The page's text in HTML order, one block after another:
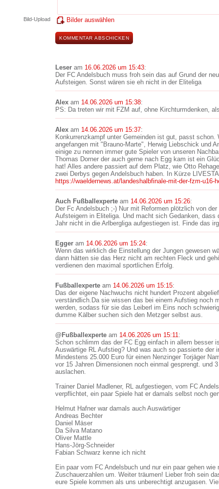
Bild-Upload Bilder auswählen
Leser am 16.06.2026 um 15:43:
Der FC Andelsbuch muss froh sein das auf Grund der
Aufsteigen. Sonst wären sie eh nicht in der Eliteliga
Alex am 14.06.2026 um 15:38:
PS: Da treten wir mit FZM auf, ohne Kirchturmdenken,
Alex am 14.06.2026 um 15:37:
Konkurrenzkampf unter Gemeinden ist gut, passt schon.
angefangen mit "Brauno-Marte", Herwig Liebschick und
einige zu nennen immer gute Spieler von unseren
Thomas Dorner der auch gerne nach Egg kam ist ein
hat! Alles andere passiert auf dem Platz, wie Otto
zwei Derbys gegen Andelsbuch haben. In Kürze
https://waeldernews.at/landeshalbfinale-mit-der-fzm-u16-
Auch Fußballexperte am 14.06.2026 um 15:26:
Der Fc Andelsbuch ;-) Nur mit Reformen plötzlich von der
Aufsteigern in Eliteliga. Und macht sich Gedanken, dass
Jahr nicht in die Arlbergliga aufgestiegen ist. Finde das
Egger am 14.06.2026 um 15:24:
Wenn das wirklich die Einstellung der Jungen gewesen
dann hätten sie das Herz nicht am rechten Fleck und
verdienen den maximal sportlichen Erfolg.
Fußballexperte am 14.06.2026 um 15:15:
Das der eigene Nachwuchs nicht hundert Prozent
verständlich.Da sie wissen das bei einem Aufstieg noch
werden, sodass für sie das Leiberl im Eins noch
dumme Kälber suchen sich den Metzger selbst aus.
@Fußballexperte am 14.06.2026 um 15:11:
Schon schlimm das der FC Egg einfach in allem besser
Auswärtige RL Aufstieg? Und was auch so passierte der
Mindestens 25.000 Euro für einen Nenzinger Torjäger
vor 15 Jahren Dimensionen noch einmal gesprengt. und
auslachen.
Trainer Daniel Madlener, RL aufgestiegen, vom FC
verpflichtet, ein paar Spiele hat er damals selbst noch
Helmut Hafner war damals auch Auswärtiger
Andreas Bechter
Daniel Mäser
Da Silva Matano
Oliver Mattle
Hans-Jörg-Schneider
Fabian Schwarz kenne ich nicht
Ein paar vom FC Andelsbuch und nur ein paar gehen wie
Zuschauerzahlen um. Weiter träumen! Lieber froh sein
eure Spiele kommen als uns unberechtigt anzugasen.